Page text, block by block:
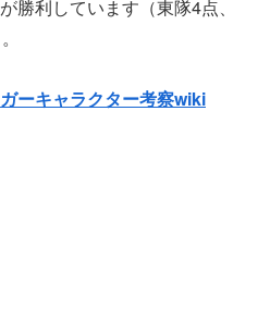
勝利しています（東隊4点、
ーキャラクター考察wiki